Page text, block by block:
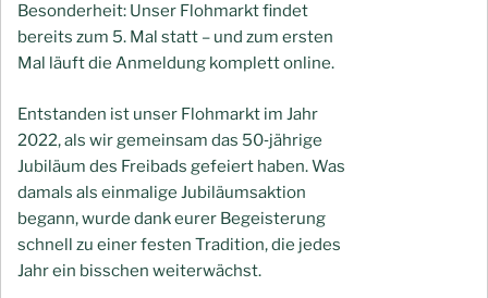
Besonderheit: Unser Flohmarkt findet
bereits zum 5. Mal statt – und zum ersten
Mal läuft die Anmeldung komplett online.
Entstanden ist unser Flohmarkt im Jahr
2022, als wir gemeinsam das 50‑jährige
Jubiläum des Freibads gefeiert haben. Was
damals als einmalige Jubiläumsaktion
begann, wurde dank eurer Begeisterung
schnell zu einer festen Tradition, die jedes
Jahr ein bisschen weiterwächst.